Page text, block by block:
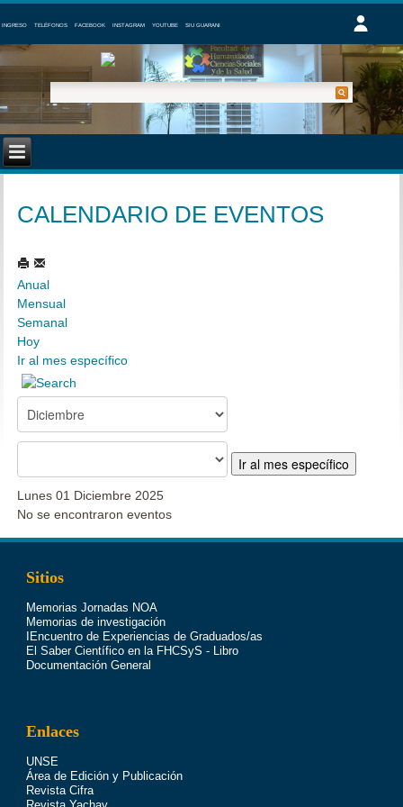
INGRESO TELÉFONOS FACEBOOK INSTAGRAM YOUTUBE SIU GUARANI
CALENDARIO DE EVENTOS
Anual
Mensual
Semanal
Hoy
Ir al mes específico
Ir al mes específico
Lunes 01 Diciembre 2025
No se encontraron eventos
Sitios
Memorias Jornadas NOA
Memorias de investigación
IEncuentro de Experiencias de Graduados/as
El Saber Científico en la FHCSyS - Libro
Documentación General
Enlaces
UNSE
Área de Edición y Publicación
Revista Cifra